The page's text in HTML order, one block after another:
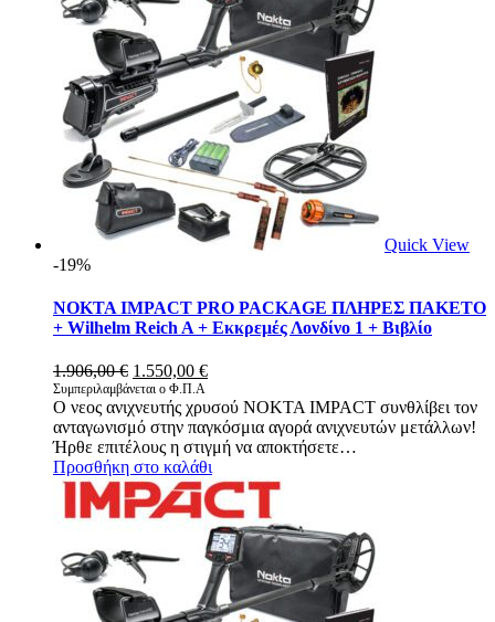
Quick View
-19%
NOKTA IMPACT PRO PACKAGE ΠΛΗΡΕΣ ΠΑΚΕΤΟ
+ Wilhelm Reich A + Εκκρεμές Λονδίνο 1 + Βιβλίο
1.906,00€ Original
price
was:
1.906,00 €.
1.550,00 €Η
τιμή
είναι:
1.550,00 €.
Συμπεριλαμβάνεται ο Φ.Π.Α
O νεος ανιχνευτής χρυσού NOKTA IMPACT συνθλίβει τον
ανταγωνισμό στην παγκόσμια αγορά ανιχνευτών μετάλλων!
Ήρθε επιτέλους η στιγμή να αποκτήσετε…
Προσθήκη στο καλάθι